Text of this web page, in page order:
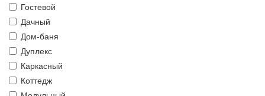
Гостевой
Дачный
Дом-баня
Дуплекс
Каркасный
Коттедж